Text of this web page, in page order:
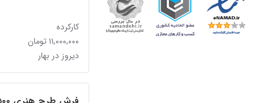
کارکرده
۱۱,۰۰۰,۰۰۰ تومان
دیروز در بهار